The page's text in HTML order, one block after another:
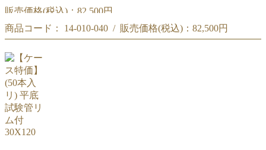
販売価格(税込)： 82,500円
【大量特価】 (100本入×4箱) 平底試験管リム付 30X120
商品コード： 14-010-040 / 販売価格(税込)： 82,500円
【大量特価】 (100本入×4箱) 平底試験管リム付 30X120